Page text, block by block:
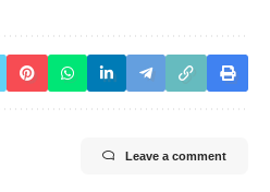
Leave a comment